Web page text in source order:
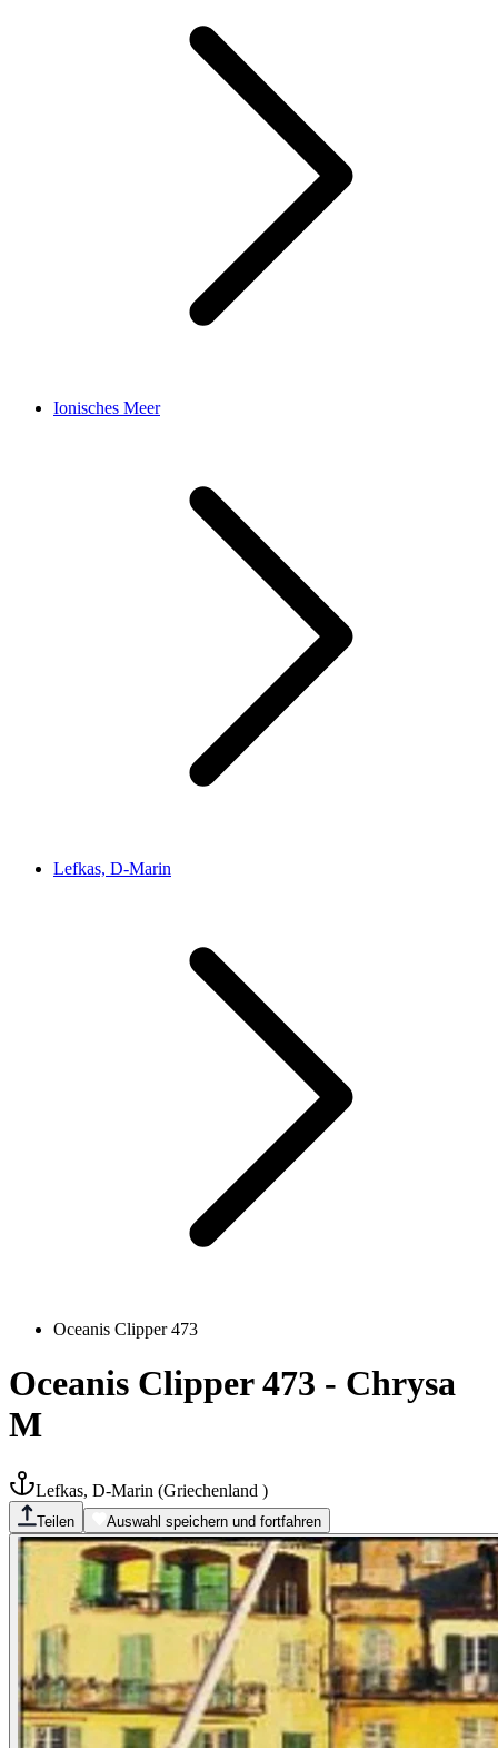
Ionisches Meer
Lefkas, D-Marin
Oceanis Clipper 473
Oceanis Clipper 473 - Chrysa
M
Lefkas, D-Marin (Griechenland )
Teilen Auswahl speichern und fortfahren